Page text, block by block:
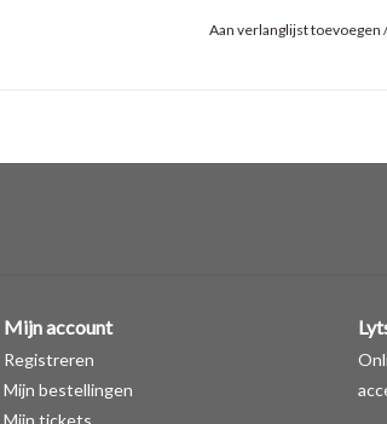
Aan verlanglijst toevoegen
Mijn account
Registreren
Mijn bestellingen
Mijn tickets